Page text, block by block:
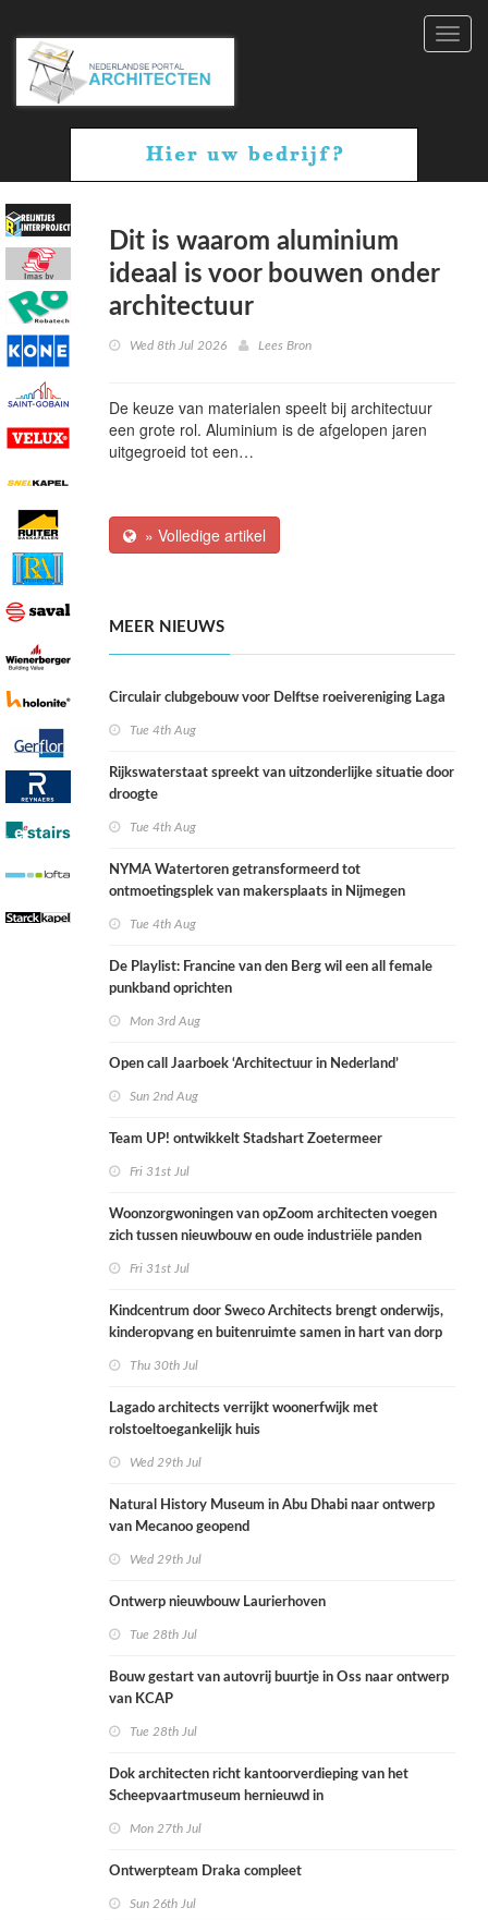
Dit is waarom aluminium
ideaal is voor bouwen onder
architectuur
Wed 8th Jul 2026 Lees Bron
De keuze van materialen speelt bij architectuur
een grote rol. Aluminium is de afgelopen jaren
uitgegroeid tot een…
» Volledige artikel
MEER NIEUWS
Circulair clubgebouw voor Delftse roeivereniging Laga
Tue 4th Aug
Rijkswaterstaat spreekt van uitzonderlijke situatie door
droogte
Tue 4th Aug
NYMA Watertoren getransformeerd tot
ontmoetingsplek van makersplaats in Nijmegen
Tue 4th Aug
De Playlist: Francine van den Berg wil een all female
punkband oprichten
Mon 3rd Aug
Open call Jaarboek ‘Architectuur in Nederland’
Sun 2nd Aug
Team UP! ontwikkelt Stadshart Zoetermeer
Fri 31st Jul
Woonzorgwoningen van opZoom architecten voegen
zich tussen nieuwbouw en oude industriële panden
Fri 31st Jul
Kindcentrum door Sweco Architects brengt onderwijs,
kinderopvang en buitenruimte samen in hart van dorp
Thu 30th Jul
Lagado architects verrijkt woonerfwijk met
rolstoeltoegankelijk huis
Wed 29th Jul
Natural History Museum in Abu Dhabi naar ontwerp
van Mecanoo geopend
Wed 29th Jul
Ontwerp nieuwbouw Laurierhoven
Tue 28th Jul
Bouw gestart van autovrij buurtje in Oss naar ontwerp
van KCAP
Tue 28th Jul
Dok architecten richt kantoorverdieping van het
Scheepvaartmuseum hernieuwd in
Mon 27th Jul
Ontwerpteam Draka compleet
Sun 26th Jul